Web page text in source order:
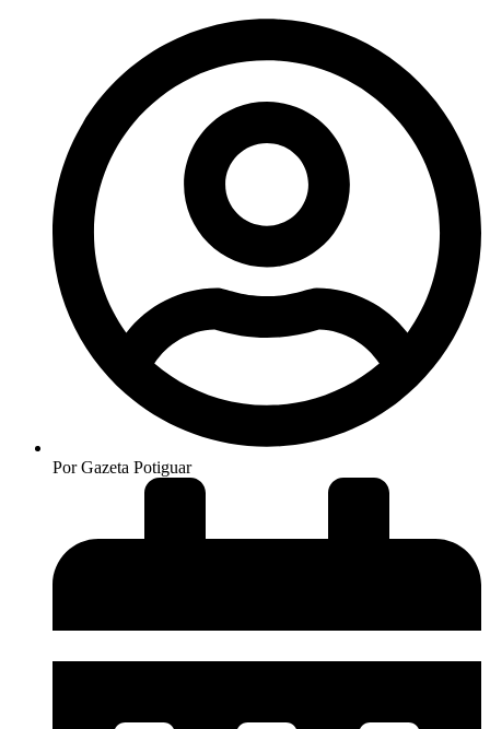
PorGazeta Potiguar